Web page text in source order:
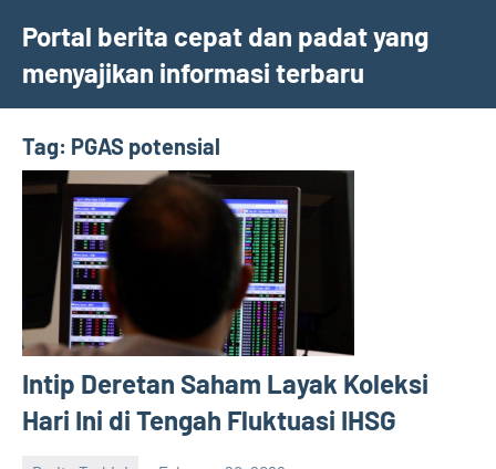
content
Portal berita cepat dan padat yang
menyajikan informasi terbaru
Tag: PGAS potensial
Intip Deretan Saham Layak Koleksi
Hari Ini di Tengah Fluktuasi IHSG